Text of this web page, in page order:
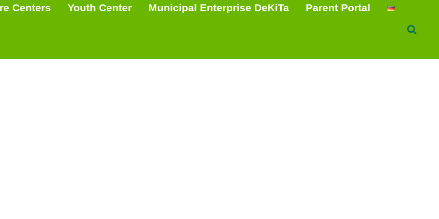
Centers Youth Center Municipal Enterprise DeKiTa Parent Portal